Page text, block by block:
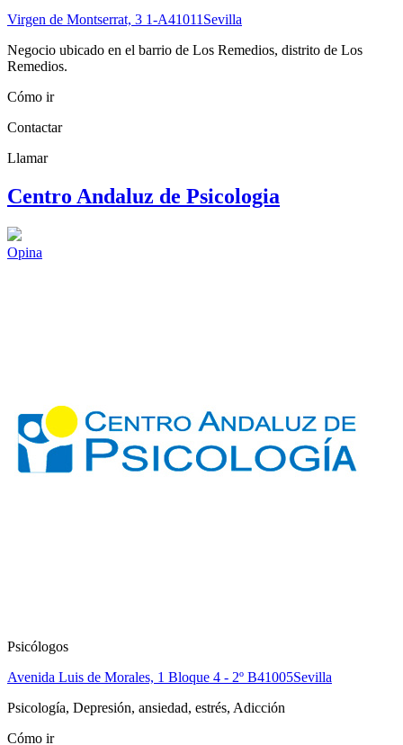
Virgen de Montserrat, 3 1-A41011 Sevilla
Negocio ubicado en el barrio de Los Remedios, distrito de Los
Remedios.
Cómo ir
Contactar
Llamar
Centro Andaluz de Psicologia
Opina
Psicólogos
Avenida Luis de Morales, 1 Bloque 4 - 2º B41005Sevilla
Psicología, Depresión, ansiedad, estrés, Adicción
Cómo ir